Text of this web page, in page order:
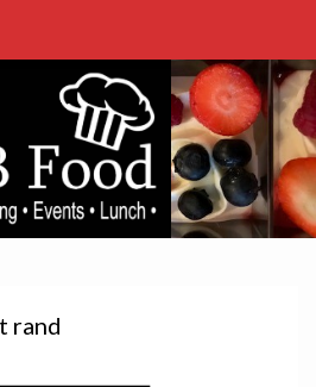
rand